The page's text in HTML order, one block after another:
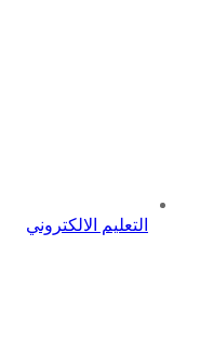
التعليم الالكتروني